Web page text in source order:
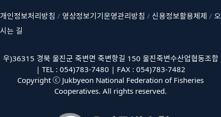
개인정보처리방침 / 영상정보기기운영관리방침 / 신용정보활용체제 / 오
시는 길
우)36315 경북 울진군 죽변면 죽변항길 150 울진죽변수산업협동조합
| TEL : 054)783-7480 | FAX : 054)783-7482
Copyright ⓒ Jukbyeon National Federation of Fisheries
Cooperatives. All rights reserved.